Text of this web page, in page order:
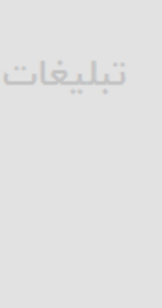
ایرانی بر دیدگاه‌های آخرالزمانی